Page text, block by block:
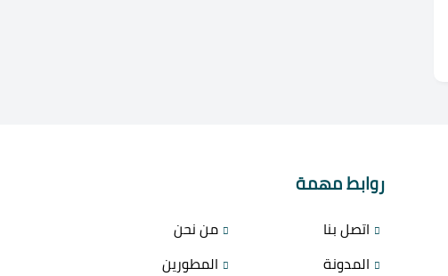
روابط مهمة
اتصل بنا من نحن
المدونة المطورين